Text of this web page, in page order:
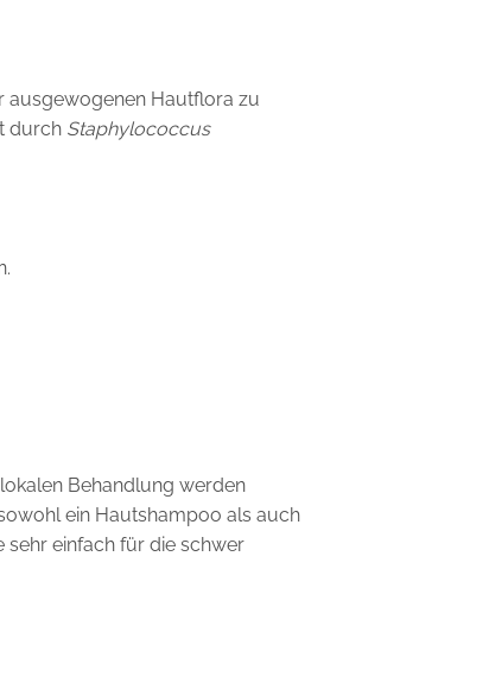
ausgewogenen Hautflora zu
durch Staphylococcus
Behandlung werden
ein Hautshampoo als auch
sehr einfach für die schwer